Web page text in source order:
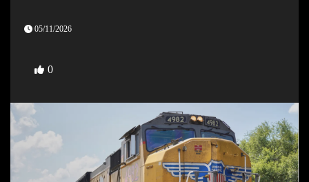
05/11/2026
0